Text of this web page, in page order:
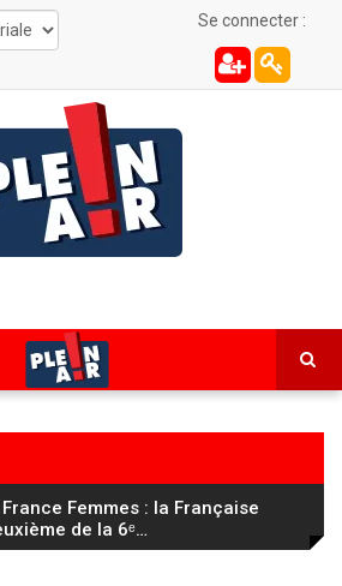
Se connecter :
Femmes : la Française
de la 6ᵉ…